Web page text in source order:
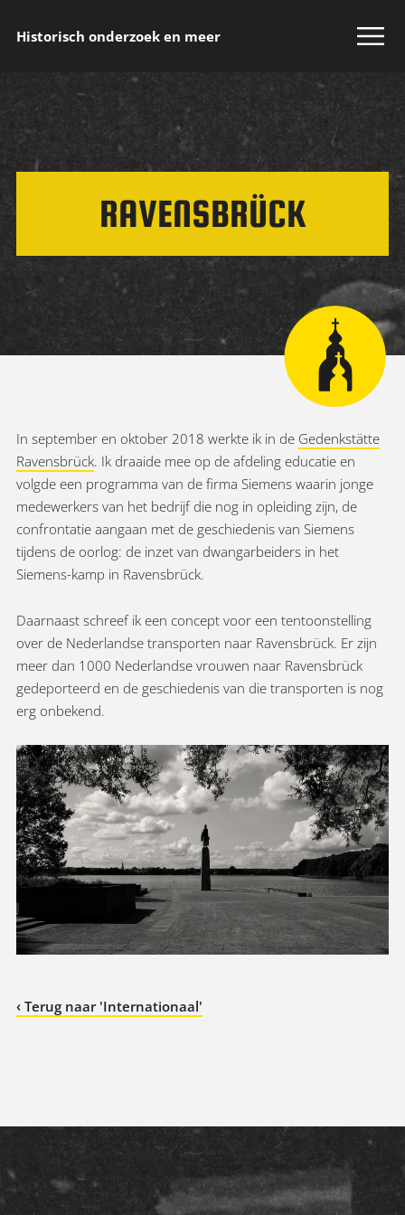
Historisch onderzoek en meer
RAVENSBRÜCK
In september en oktober 2018 werkte ik in de Gedenkstätte
Ravensbrück. Ik draaide mee op de afdeling educatie en
volgde een programma van de firma Siemens waarin jonge
medewerkers van het bedrijf die nog in opleiding zijn, de
confrontatie aangaan met de geschiedenis van Siemens
tijdens de oorlog: de inzet van dwangarbeiders in het
Siemens-kamp in Ravensbrück.
Daarnaast schreef ik een concept voor een tentoonstelling
over de Nederlandse transporten naar Ravensbrück. Er zijn
meer dan 1000 Nederlandse vrouwen naar Ravensbrück
gedeporteerd en de geschiedenis van die transporten is nog
erg onbekend.
‹ Terug naar 'Internationaal'